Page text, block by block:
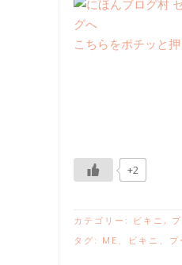
こちらをポチッと
+2
カテゴリー: ビキニ ,
タグ: ME 、 ビキニ 、 プ